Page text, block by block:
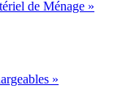
de Ménage »
»